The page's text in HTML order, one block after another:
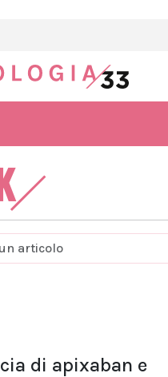
di apixaban e